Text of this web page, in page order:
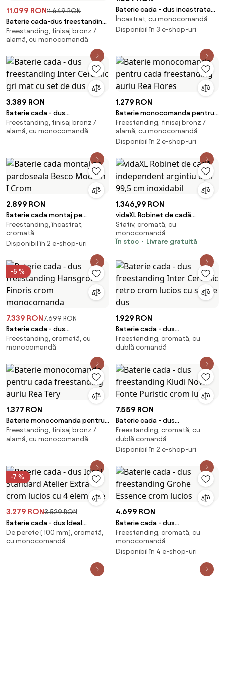
11.099 RON11.649 RON
Baterie cada-dus freestanding
Hansgrohe Tecturis E bronz
periat fara corp ingropat
Freestanding, finisaj bronz /
alamă, cu monocomandă
Baterie cada - dus incastrata
Omnires Y negru cu corp
ingropat
Încastrat, cu monocomandă
Disponibil în 3 e-shop-uri
3.389 RON
Baterie cada - dus
freestanding Inter Ceramic gri
mat cu set de dus
Freestanding, finisaj bronz /
alamă, cu monocomandă
1.279 RON
Baterie monocomanda pentru
cada freestanding auriu Rea
Flores
Freestanding, finisaj bronz /
alamă, cu monocomandă
Disponibil în 2 e-shop-uri
2.899 RON
Baterie cada montaj pe
pardoseala Besco Modern I
Crom
Freestanding, încastrat,
cromată
Disponibil în 2 e-shop-uri
1.346,99 RON
vidaXL Robinet de cadă
independent argintiu oțel 99,5
cm inoxidabil
Stativ, cromată, cu
monocomandă
În stoc
Livrare gratuită
-5 %
7.339 RON7.699 RON
Baterie cada - dus
freestanding Hansgrohe Finoris
crom monocomanda
Freestanding, cromată, cu
monocomandă
1.929 RON
Baterie cada - dus
freestanding Inter Ceramic
retro crom lucios cu set de dus
Freestanding, cromată, cu
dublă comandă
1.377 RON
Baterie monocomanda pentru
cada freestanding auriu Rea
Tery
Freestanding, finisaj bronz /
alamă, cu monocomandă
7.559 RON
Baterie cada - dus
freestanding Kludi Nova Fonte
Puristic crom lucios
Freestanding, cromată, cu
dublă comandă
Disponibil în 2 e-shop-uri
-7 %
3.279 RON3.529 RON
Baterie cada - dus Ideal
Standard Atelier Extra crom
lucios cu 4 elemente
De perete ( 100 mm), cromată,
cu monocomandă
4.699 RON
Baterie cada - dus
freestanding Grohe Essence
crom lucios
Freestanding, cromată, cu
monocomandă
Disponibil în 4 e-shop-uri